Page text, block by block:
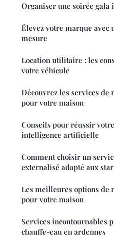
Organiser une soirée
Élevez votre marque avec
mesure
Location utilitaire : les
votre véhicule
Découvrez les services
pour votre maison
Conseils pour réussir
intelligence artificielle
Comment choisir un
externalisé adapté aux
Les meilleures options de
pour votre maison
Services incontournables
chauffe-eau en ardennes